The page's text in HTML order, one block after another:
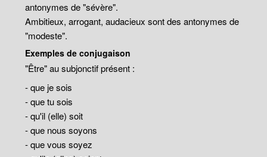
antonymes de "sévère".
Ambitieux, arrogant, audacieux sont des antonymes de
"modeste".
Exemples de conjugaison
"Être" au subjonctif présent :
- que je sois
- que tu sois
- qu'il (elle) soit
- que nous soyons
- que vous soyez